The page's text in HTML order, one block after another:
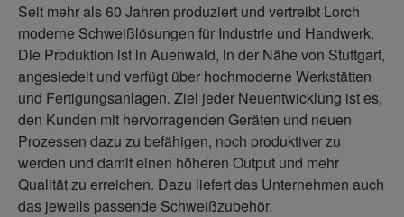
Seit mehr als 60 Jahren produziert und vertreibt Lorch
moderne Schweißlösungen für Industrie und Handwerk.
Die Produktion ist in Auenwald, in der Nähe von Stuttgart,
angesiedelt und verfügt über hochmoderne Werkstätten
und Fertigungsanlagen. Ziel jeder Neuentwicklung ist es,
den Kunden mit hervorragenden Geräten und neuen
Prozessen dazu zu befähigen, noch produktiver zu
werden und damit einen höheren Output und mehr
Qualität zu erreichen. Dazu liefert das Unternehmen auch
das jeweils passende Schweißzubehör.